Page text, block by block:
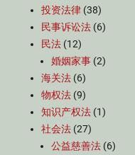
投资法律 (38)
民事诉讼法 (6)
民法 (12)
婚姻家事 (2)
海关法 (6)
物权法 (9)
知识产权法 (1)
社会法 (27)
公益慈善法 (6)